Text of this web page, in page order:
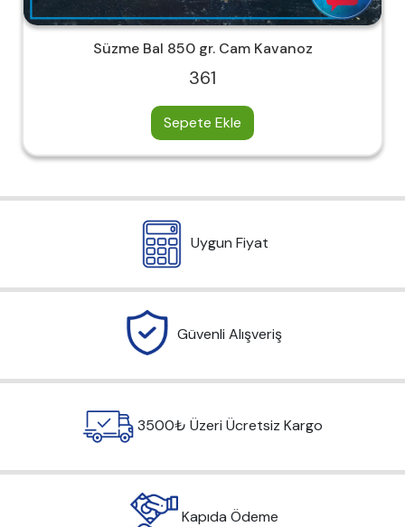
Süzme Bal 850 gr. Cam Kavanoz
361
Sepete Ekle
Uygun Fiyat
Güvenli Alışveriş
3500₺ Üzeri Ücretsiz Kargo
Kapıda Ödeme